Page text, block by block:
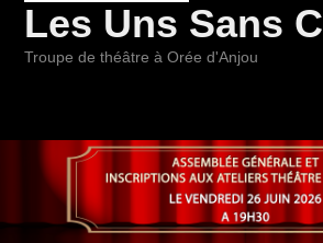
Les Uns Sans C
Troupe de théâtre à Orée d'Anjou